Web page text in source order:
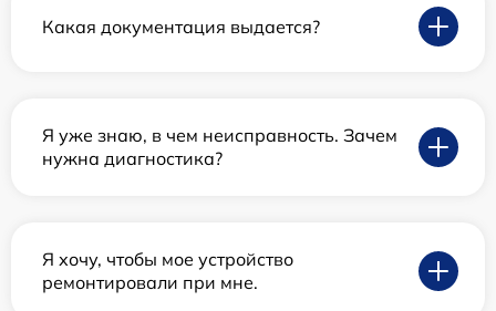
Какая документация выдается?
Я уже знаю, в чем неисправность. Зачем
нужна диагностика?
Я хочу, чтобы мое устройство
ремонтировали при мне.